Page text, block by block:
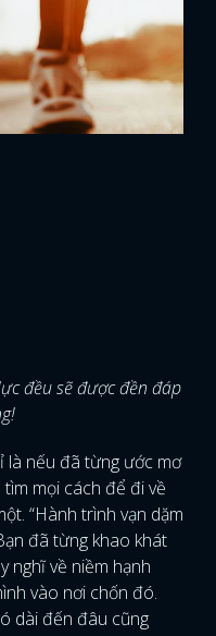
đều sẽ được đền đáp
là nếu đã từng ước mơ
mọi cách để đi về
“Hành trình vạn dặm
đã từng khao khát
nghĩ về niềm hạnh
vào nơi chốn đó.
dài đến đâu cũng